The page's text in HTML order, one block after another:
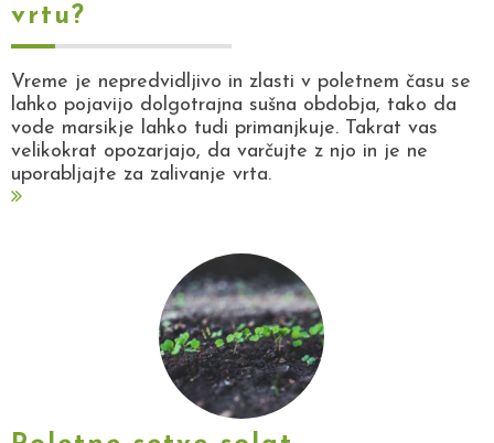
vrtu?
Vreme je nepredvidljivo in zlasti v poletnem času se
lahko pojavijo dolgotrajna sušna obdobja, tako da
vode marsikje lahko tudi primanjkuje. Takrat vas
velikokrat opozarjajo, da varčujte z njo in je ne
uporabljajte za zalivanje vrta.